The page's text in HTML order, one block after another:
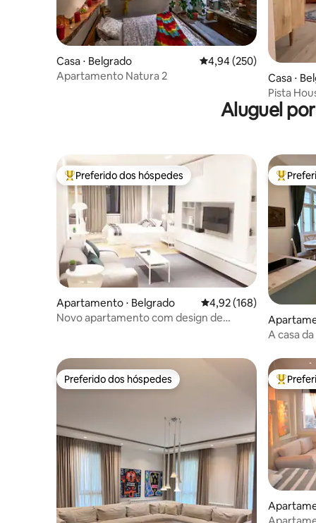
Casa ⋅ Belgrado 4,94 de uma avaliação
4,94 (250)
Apartamento Natura 2
Casa ⋅
Pista
Aluguel
Entre os melhores preferidos dos hóspedes
Preferido dos hóspedes
Apartamento ⋅ Belgrado 4,92 de uma avaliação
4,92 (168)
Novo apartamento com design de
Entre
A casa
Preferido dos hóspedes
Preferido dos hóspedes Entre